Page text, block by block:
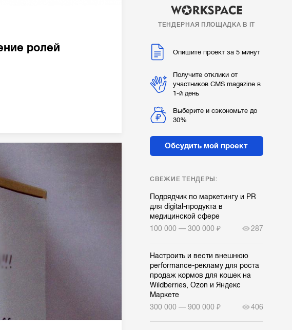
ролей
ТЕНДЕРНАЯ ПЛОЩАДКА В IT
Опишите проект за 5 минут
Получите отклики от
участников CMS magazine в
1-й день
Выберите и сэкономьте до
30%
Обсудить мой проект
СВЕЖИЕ ТЕНДЕРЫ:
Подрядчик по маркетингу и PR
для digital-продукта в
медицинской сфере
100 000 — 300 000 ₽
287
Настроить и вести внешнюю
performance-рекламу для роста
продаж кормов для кошек на
Wildberries, Ozon и Яндекс
Маркете
300 000 — 900 000 ₽
406